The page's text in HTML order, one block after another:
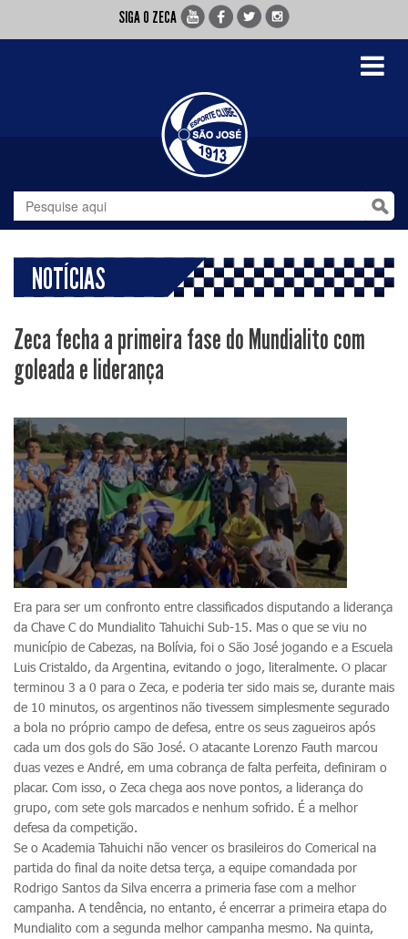
SIGA O ZECA
Toggle
NOTÍCIAS
Zeca fecha a primeira fase do Mundialito com
goleada e liderança
Era para ser um confronto entre classificados disputando a liderança
da Chave C do Mundialito Tahuichi Sub-15. Mas o que se viu no
município de Cabezas, na Bolívia, foi o São José jogando e a Escuela
Luis Cristaldo, da Argentina, evitando o jogo, literalmente. O placar
terminou 3 a 0 para o Zeca, e poderia ter sido mais se, durante mais
de 10 minutos, os argentinos não tivessem simplesmente segurado
a bola no próprio campo de defesa, entre os seus zagueiros após
cada um dos gols do São José. O atacante Lorenzo Fauth marcou
duas vezes e André, em uma cobrança de falta perfeita, definiram o
placar. Com isso, o Zeca chega aos nove pontos, a liderança do
grupo, com sete gols marcados e nenhum sofrido. É a melhor
defesa da competição.
Se o Academia Tahuichi não vencer os brasileiros do Comerical na
partida do final da noite detsa terça, a equipe comandada por
Rodrigo Santos da Silva encerra a primeria fase com a melhor
campanha. A tendência, no entanto, é encerrar a primeira etapa do
Mundialito com a segunda melhor campanha mesmo. Na quinta,